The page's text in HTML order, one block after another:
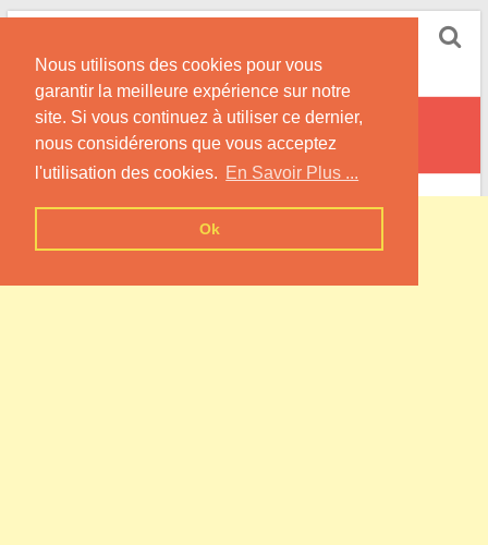
Nous utilisons des cookies pour vous
garantir la meilleure expérience sur notre
site. Si vous continuez à utiliser ce dernier,
nous considérerons que vous acceptez
l'utilisation des cookies. En Savoir Plus ...
Ok
Skip
content
Informations sur les Pompes à Chaleur
Buxerolles